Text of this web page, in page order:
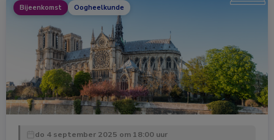
Bijeenkomst Oogheelkunde
do 4 september 2025 om 18:00 uur